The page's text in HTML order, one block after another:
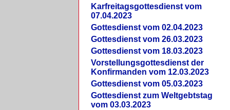
Karfreitagsgottesdienst vom
07.04.2023
Gottesdienst vom 02.04.2023
Gottesdienst vom 26.03.2023
Gottesdienst vom 18.03.2023
Vorstellungsgottesdienst der
Konfirmanden vom 12.03.2023
Gottesdienst vom 05.03.2023
Gottesdienst zum Weltgebtstag
vom 03.03.2023